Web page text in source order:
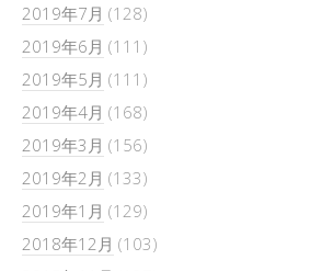
2019年7月 (128)
2019年6月 (111)
2019年5月 (111)
2019年4月 (168)
2019年3月 (156)
2019年2月 (133)
2019年1月 (129)
2018年12月 (103)